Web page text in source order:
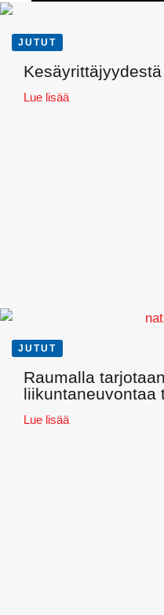
LinkedIn
Pinterest
JUTUT
Lue lisää
JUTUT
Raumalla
liikuntaneuvontaa
Lue lisää